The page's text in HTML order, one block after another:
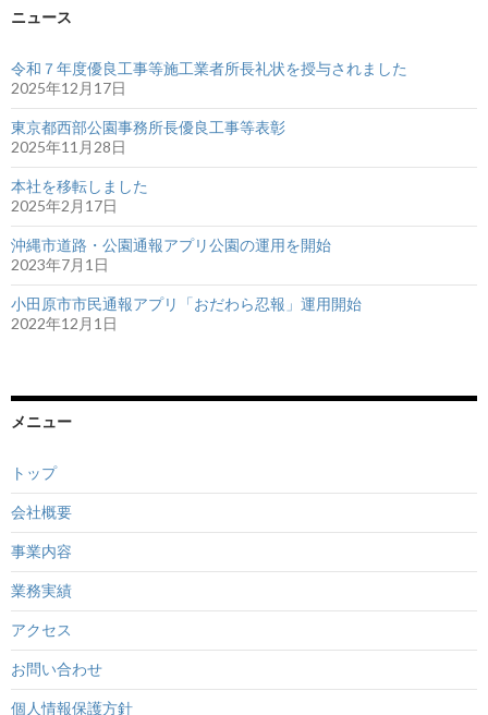
ニュース
令和７年度優良工事等施工業者所長礼状を授与されました
2025年12月17日
東京都西部公園事務所長優良工事等表彰
2025年11月28日
本社を移転しました
2025年2月17日
沖縄市道路・公園通報アプリ公園の運用を開始
2023年7月1日
小田原市市民通報アプリ「おだわら忍報」運用開始
2022年12月1日
メニュー
トップ
会社概要
事業内容
業務実績
アクセス
お問い合わせ
個人情報保護方針